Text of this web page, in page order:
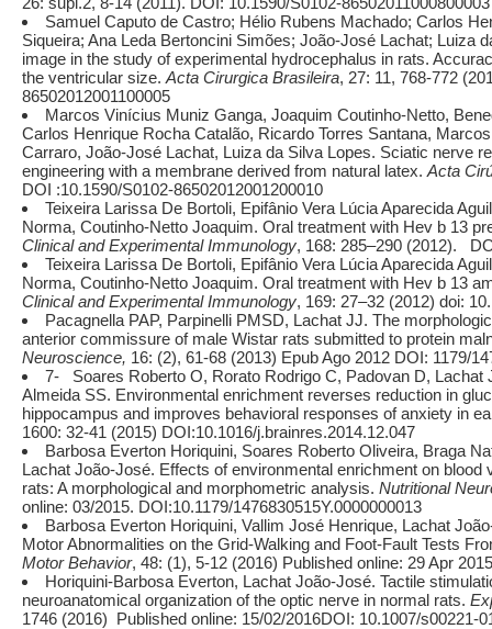
Samuel Caputo de Castro; Hélio Rubens Machado; Carlos
Siqueira; Ana Leda Bertoncini Simões; João-José Lachat; Luiza
image in the study of experimental hydrocephalus in rats.
the ventricular size. Acta Cirurgica Brasileira, 27: 11, 768-772
86502012001100005
Marcos Vinícius Muniz Ganga, Joaquim Coutinho-Netto,
Carlos Henrique Rocha Catalão, Ricardo Torres Santana,
Carraro, João-José Lachat, Luiza da Silva Lopes. Sciatic nerve
engineering with a membrane derived from natural latex. Acta
DOI :10.1590/S0102-86502012001200010
Teixeira Larissa De Bortoli, Epifânio Vera Lúcia Aparecida
Norma, Coutinho-Netto Joaquim. Oral treatment with Hev b 13
Clinical and Experimental Immunology, 168: 285–290 (2012).
Teixeira Larissa De Bortoli, Epifânio Vera Lúcia Aparecida
Norma, Coutinho-Netto Joaquim. Oral treatment with Hev b 13
Clinical and Experimental Immunology, 169: 27–32 (2012) doi:
Pacagnella PAP, Parpinelli PMSD, Lachat JJ. The
anterior commissure of male Wistar rats submitted to protein
Neuroscience, 16: (2), 61-68 (2013) Epub Ago 2012 DOI: 1179/
7- Soares Roberto O, Rorato Rodrigo C, Padovan D, Lachat
Almeida SS. Environmental enrichment reverses reduction in
hippocampus and improves behavioral responses of anxiety in
1600: 32-41 (2015) DOI:10.1016/j.brainres.2014.12.047
Barbosa Everton Horiquini, Soares Roberto Oliveira, Braga
Lachat João-José. Effects of environmental enrichment on
rats: A morphological and morphometric analysis. Nutritional
online: 03/2015. DOI:10.1179/1476830515Y.0000000013
Barbosa Everton Horiquini, Vallim José Henrique, Lachat
Motor Abnormalities on the Grid-Walking and Foot-Fault Tests
Motor Behavior, 48: (1), 5-12 (2016) Published online: 29 Apr
Horiquini‑Barbosa Everton, Lachat João-José. Tactile
neuroanatomical organization of the optic nerve in normal rats.
1746 (2016) Published online: 15/02/2016DOI: 10.1007/s00221-